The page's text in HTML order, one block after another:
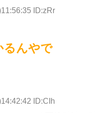
ID:zRr
るんやで
ID:CIh